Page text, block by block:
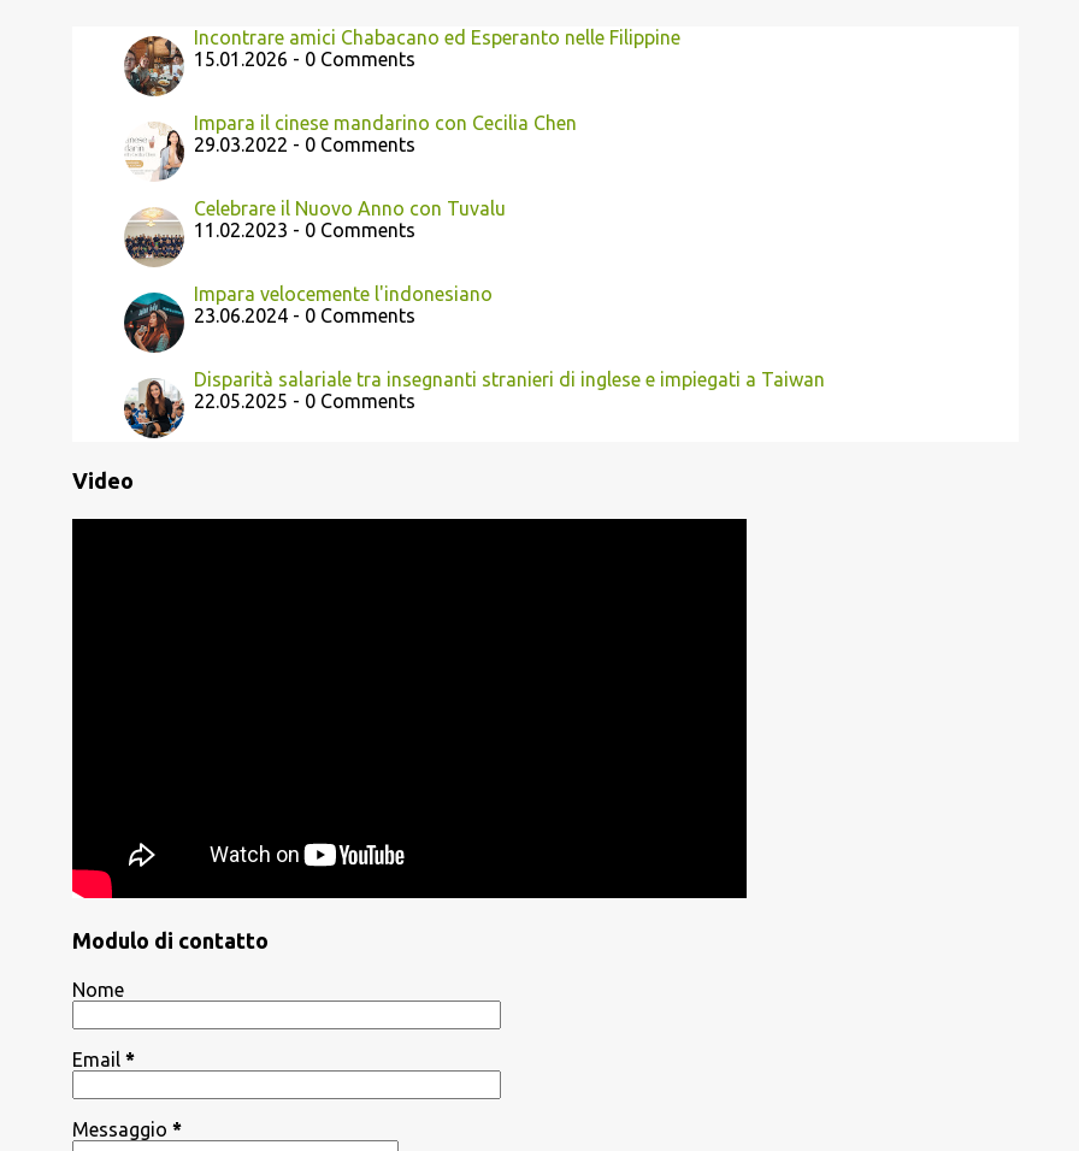
Incontrare amici Chabacano ed Esperanto nelle Filippine
15.01.2026 - 0 Comments
Impara il cinese mandarino con Cecilia Chen
29.03.2022 - 0 Comments
Celebrare il Nuovo Anno con Tuvalu
11.02.2023 - 0 Comments
Impara velocemente l'indonesiano
23.06.2024 - 0 Comments
Disparità salariale tra insegnanti stranieri di inglese e impiegati a Taiwan
22.05.2025 - 0 Comments
Video
Modulo di contatto
Nome
Email *
Messaggio *